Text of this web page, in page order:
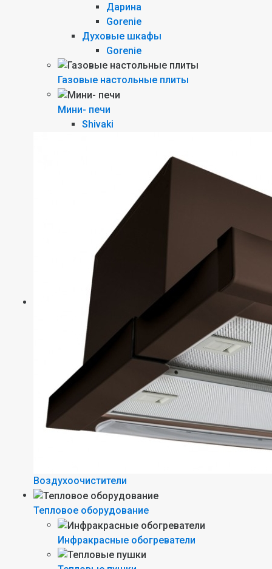
Дарина
Gorenie
Духовые шкафы
Gorenie
Газовые настольные плиты
Мини- печи
Shivaki
Воздухоочистители
Тепловое оборудование
Инфракрасные обогреватели